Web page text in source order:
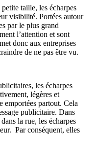
taille, les écharpes
visibilité. Portées autour
par le plus grand
l’attention et sont
donc aux entreprises
de ne pas être vu.
les écharpes
légères et
emportées partout. Cela
publicitaire. Dans
la rue, les écharpes
Par conséquent, elles